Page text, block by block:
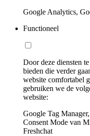
Google Analytics,
Functioneel
Door deze diensten
bieden die verder
website comfortabel
gebruiken we de
website:
Google Tag
Consent Mode van
Freshchat